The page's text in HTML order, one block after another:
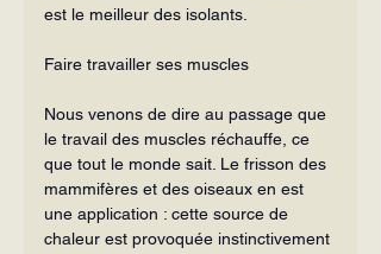
est le meilleur des isolants.
Faire travailler ses muscles
Nous venons de dire au passage que
le travail des muscles réchauffe, ce
que tout le monde sait. Le frisson des
mammifères et des oiseaux en est
une applica­tion : cette source de
chaleur est provoquée instinctivement